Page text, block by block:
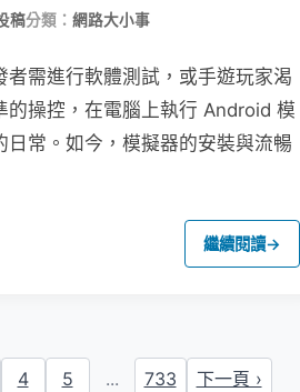
稿分類： 網路大小事
者需進行軟體測試，或手遊玩家渴
的操控，在電腦上執行 Android 模
日常。如今，模擬器的安裝與流暢
繼續閱讀→
4 5 ... 733 下一頁 ›